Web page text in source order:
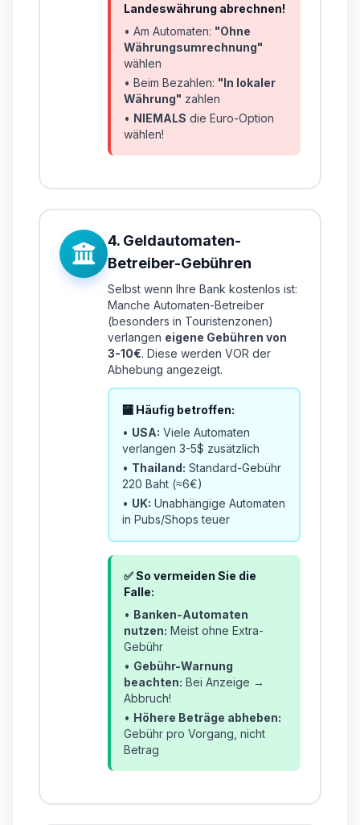
Landeswährung abrechnen!
• Am Automaten: "Ohne
Währungsumrechnung"
wählen
• Beim Bezahlen: "In lokaler
Währung" zahlen
• NIEMALS die Euro-Option
wählen!
4. Geldautomaten-
Betreiber-Gebühren
Selbst wenn Ihre Bank kostenlos ist:
Manche Automaten-Betreiber
(besonders in Touristenzonen)
verlangen eigene Gebühren von
3-10€. Diese werden VOR der
Abhebung angezeigt.
🏧 Häufig betroffen:
• USA: Viele Automaten
verlangen 3-5$ zusätzlich
• Thailand: Standard-Gebühr
220 Baht (≈6€)
• UK: Unabhängige Automaten
in Pubs/Shops teuer
✅ So vermeiden Sie die
Falle:
• Banken-Automaten
nutzen: Meist ohne Extra-
Gebühr
• Gebühr-Warnung
beachten: Bei Anzeige →
Abbruch!
• Höhere Beträge abheben:
Gebühr pro Vorgang, nicht
Betrag